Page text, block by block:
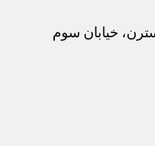
خیابان سوم